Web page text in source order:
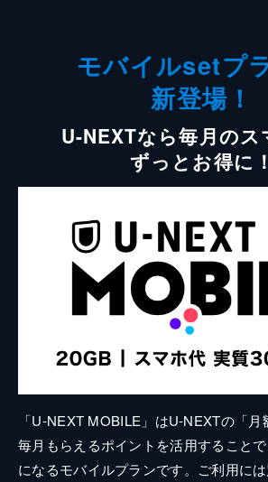
モバイルsetプ
新登場！
U-NEXTなら毎月のス
ずっとお得に！
「U-NEXT MOBILE」はU-NEXTの「
毎月もらえるポイントを活用すること
になるモバイルプランです。ご利用に